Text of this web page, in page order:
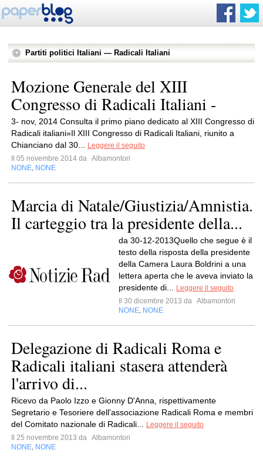
Partiti politici Italiani — Radicali Italiani
Mozione Generale del XIII
Congresso di Radicali Italiani -
3- nov, 2014 Consulta il primo piano dedicato al XIII Congresso di
Radicali italiani»Il XIII Congresso di Radicali Italiani, riunito a
Chianciano dal 30...
Leggere il seguito
Il 05 novembre 2014 da Albamontori
NONE NONE
Marcia di Natale/Giustizia/Amnistia.
Il carteggio tra la presidente della...
da 30-12-2013Quello che segue è il
testo della risposta della presidente
della Camera Laura Boldrini a una
lettera aperta che le aveva inviato la
presidente di...
Leggere il seguito
Il 30 dicembre 2013 da Albamontori
NONE NONE
Delegazione di Radicali Roma e
Radicali italiani stasera attenderà
l'arrivo di...
Ricevo da Paolo Izzo e Gionny D'Anna, rispettivamente
Segretario e Tesoriere dell'associazione Radicali Roma e membri
del Comitato nazionale di Radicali...
Leggere il seguito
Il 25 novembre 2013 da Albamontori
NONE NONE